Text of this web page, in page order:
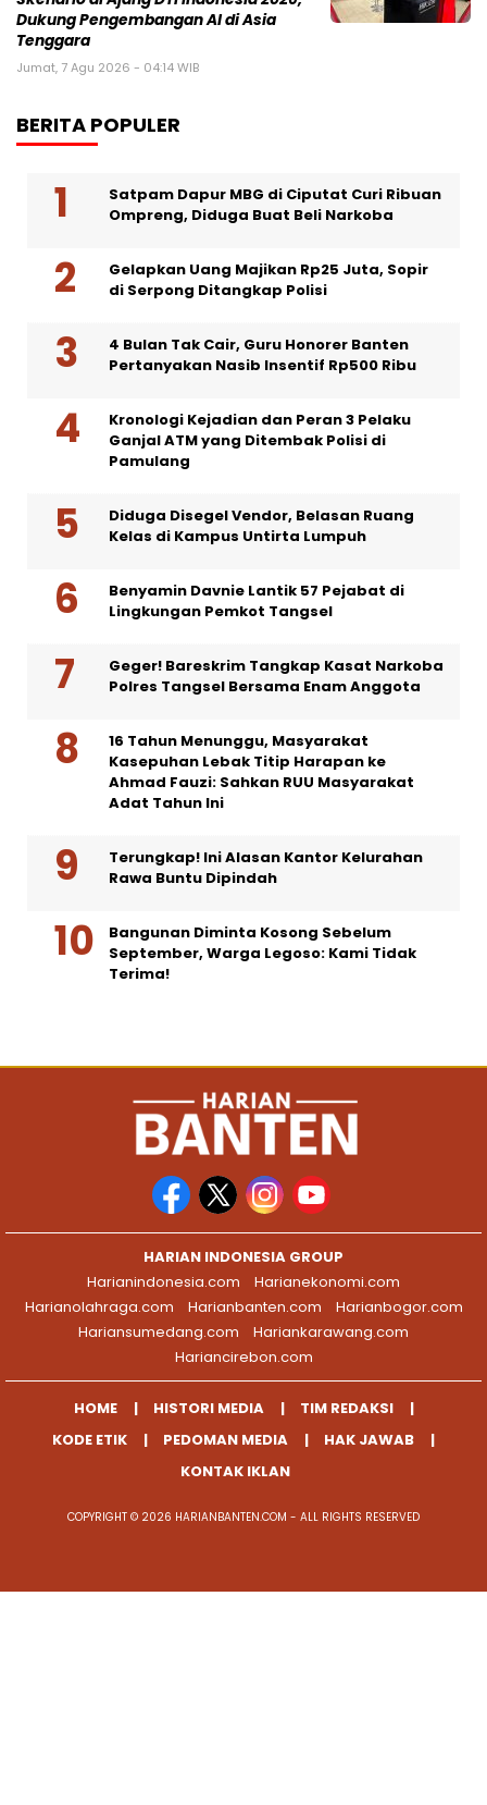
Dukung Pengembangan AI di Asia
Tenggara
Jumat, 7 Agu 2026 - 04:14 WIB
BERITA POPULER
Satpam Dapur MBG di Ciputat Curi Ribuan
Ompreng, Diduga Buat Beli Narkoba
Gelapkan Uang Majikan Rp25 Juta, Sopir
di Serpong Ditangkap Polisi
4 Bulan Tak Cair, Guru Honorer Banten
Pertanyakan Nasib Insentif Rp500 Ribu
Kronologi Kejadian dan Peran 3 Pelaku
Ganjal ATM yang Ditembak Polisi di
Pamulang
Diduga Disegel Vendor, Belasan Ruang
Kelas di Kampus Untirta Lumpuh
Benyamin Davnie Lantik 57 Pejabat di
Lingkungan Pemkot Tangsel
Geger! Bareskrim Tangkap Kasat Narkoba
Polres Tangsel Bersama Enam Anggota
16 Tahun Menunggu, Masyarakat
Kasepuhan Lebak Titip Harapan ke
Ahmad Fauzi: Sahkan RUU Masyarakat
Adat Tahun Ini
Terungkap! Ini Alasan Kantor Kelurahan
Rawa Buntu Dipindah
Bangunan Diminta Kosong Sebelum
September, Warga Legoso: Kami Tidak
Terima!
HARIAN INDONESIA GROUP
Harianindonesia.com
Harianekonomi.com
Harianolahraga.com
Harianbanten.com
Harianbogor.com
Hariansumedang.com
Hariankarawang.com
Hariancirebon.com
HOME HISTORI MEDIA
TIM REDAKSI
KODE ETIK
PEDOMAN MEDIA
HAK JAWAB
KONTAK IKLAN
COPYRIGHT © 2026 HARIANBANTEN.COM - ALL RIGHTS RESERVED